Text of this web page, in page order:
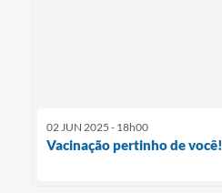
02 JUN 2025 - 18h00
Vacinação pertinho de você!